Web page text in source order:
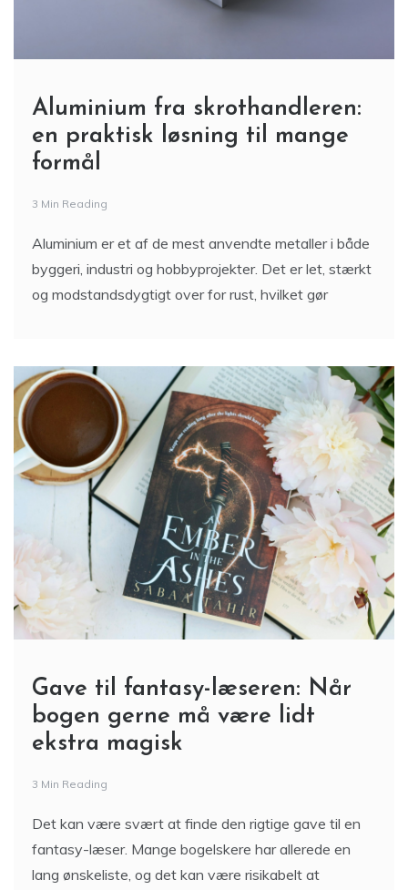
Aluminium fra skrothandleren:
en praktisk løsning til mange
formål
3 Min Reading
Aluminium er et af de mest anvendte metaller i både
byggeri, industri og hobbyprojekter. Det er let, stærkt
og modstandsdygtigt over for rust, hvilket gør
Gave til fantasy-læseren: Når
bogen gerne må være lidt
ekstra magisk
3 Min Reading
Det kan være svært at finde den rigtige gave til en
fantasy-læser. Mange bogelskere har allerede en
lang ønskeliste, og det kan være risikabelt at